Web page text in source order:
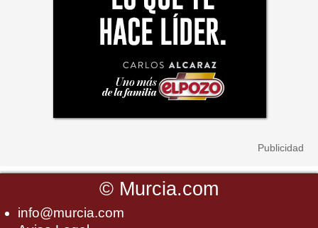
© Murcia.com
info@murcia.com